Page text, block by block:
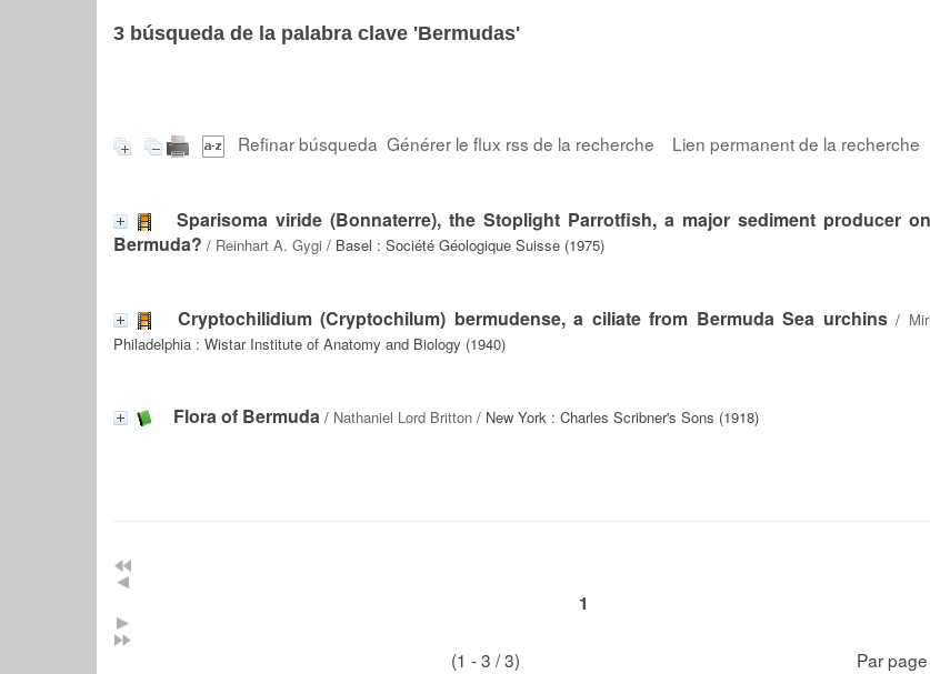
3 búsqueda de la palabra clave 'Bermudas'
Refinar búsqueda Générer le flux rss de la recherche Lien permanent de la recherche
Sparisoma viride (Bonnaterre), the Stoplight Parrotfish, a major sediment producer
Bermuda? / Reinhart A. Gygi / Basel : Société Géologique Suisse (1975)
Cryptochilidium (Cryptochilum) bermudense, a ciliate from Bermuda Sea urchins/
Philadelphia : Wistar Institute of Anatomy and Biology (1940)
Flora of Bermuda / Nathaniel Lord Britton / New York : Charles Scribner's Sons (1918)
1
(1 - 3 / 3) Par